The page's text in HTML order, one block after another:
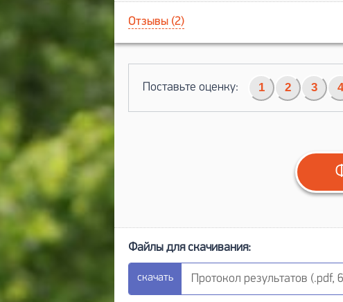
Отзывы (2)
Поставьте оценку: 1 2 3 4
Протокол результатов (.pdf,